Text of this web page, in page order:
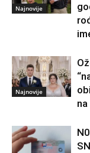
Najnovije
Najnovije